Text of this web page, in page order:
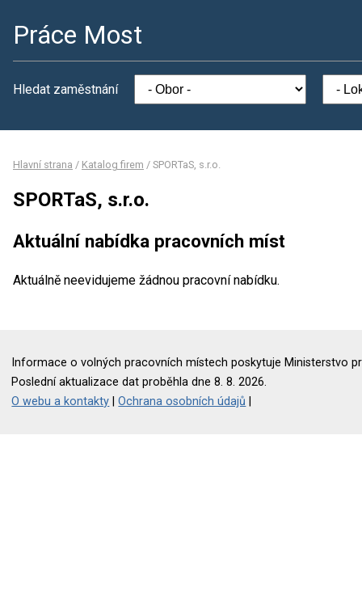
Práce Most
Hledat zaměstnání
Hlavní strana / Katalog firem / SPORTaS, s.r.o.
SPORTaS, s.r.o.
Aktuální nabídka pracovních míst
Aktuálně neevidujeme žádnou pracovní nabídku.
Informace o volných pracovních místech poskytuje Ministerstvo
Poslední aktualizace dat proběhla dne 8. 8. 2026.
O webu a kontakty |Ochrana osobních údajů